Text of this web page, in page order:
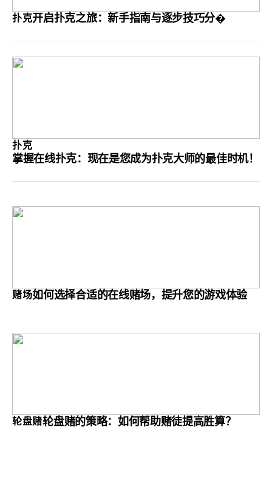
开启扑克之旅：新手指南与逐步技巧分�
扑克
掌握在线扑克：现在是您成为扑克大师的最佳时机！
扑克
如何选择合适的在线赌场，提升您的游戏体验
赌场
轮盘赌的策略：如何帮助赌徒提高胜算？
轮盘赌